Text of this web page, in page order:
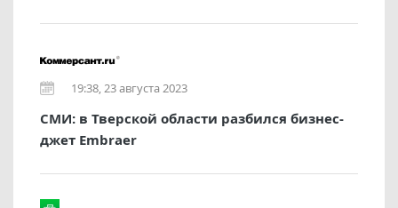
19:38, 23 августа 2023
СМИ: в Тверской области разбился бизнес-
джет Embraer